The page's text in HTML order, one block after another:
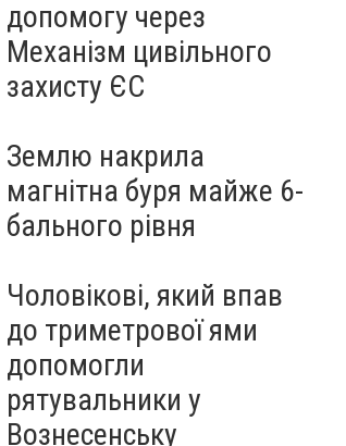
допомогу через
Механізм цивільного
захисту ЄС
Землю накрила
магнітна буря майже 6-
бального рівня
Чоловікові, який впав
до триметрової ями
допомогли
рятувальники у
Вознесенську